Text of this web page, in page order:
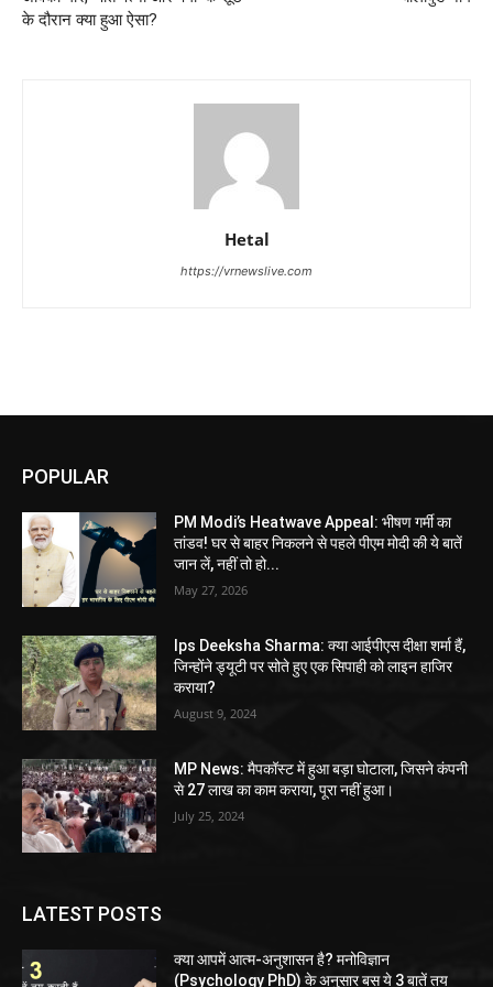
के दौरान क्या हुआ ऐसा?
Hetal
https://vrnewslive.com
POPULAR
PM Modi’s Heatwave Appeal: भीषण गर्मी का
तांडव! घर से बाहर निकलने से पहले पीएम मोदी की ये बातें
जान लें, नहीं तो हो...
May 27, 2026
Ips Deeksha Sharma: क्या आईपीएस दीक्षा शर्मा हैं,
जिन्होंने ड्यूटी पर सोते हुए एक सिपाही को लाइन हाजिर
कराया?
August 9, 2024
MP News: मैपकॉस्ट में हुआ बड़ा घोटाला, जिसने कंपनी
से 27 लाख का काम कराया, पूरा नहीं हुआ।
July 25, 2024
LATEST POSTS
क्या आपमें आत्म-अनुशासन है? मनोविज्ञान
(Psychology PhD) के अनुसार बस ये 3 बातें तय